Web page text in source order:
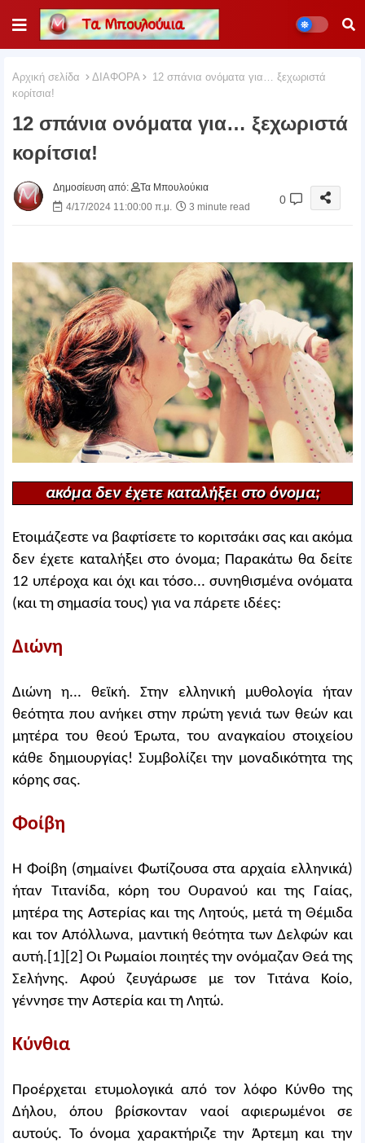
Αρχική σελίδα ΔΙΑΦΟΡΑ
12 σπάνια ονόματα για… ξεχωριστά
κορίτσια!
12 σπάνια ονόματα για… ξεχωριστά
κορίτσια!
Δημοσίευση από:
Τα Μπουλούκια
4/17/2024 11:00:00 π.μ.
3 minute read
0
ακόμα δεν έχετε καταλήξει στο όνομα;
Ετοιμάζεστε να βαφτίσετε το κοριτσάκι σας και ακόμα
δεν έχετε καταλήξει στο όνομα; Παρακάτω θα δείτε
12 υπέροχα και όχι και τόσο... συνηθισμένα ονόματα
(και τη σημασία τους) για να πάρετε ιδέες:
Διώνη
Διώνη η... θεϊκή. Στην ελληνική μυθολογία ήταν
θεότητα που ανήκει στην πρώτη γενιά των θεών και
μητέρα του θεού Έρωτα, του αναγκαίου στοιχείου
κάθε δημιουργίας! Συμβολίζει την μοναδικότητα της
κόρης σας.
Φοίβη
Η Φοίβη (σημαίνει Φωτίζουσα στα αρχαία ελληνικά)
ήταν Τιτανίδα, κόρη του Ουρανού και της Γαίας,
μητέρα της Αστερίας και της Λητούς, μετά τη Θέμιδα
και τον Απόλλωνα, μαντική θεότητα των Δελφών και
αυτή.[1][2] Οι Ρωμαίοι ποιητές την ονόμαζαν Θεά της
Σελήνης. Αφού ζευγάρωσε με τον Τιτάνα Κοίο,
γέννησε την Αστερία και τη Λητώ.
Κύνθια
Προέρχεται ετυμολογικά από τον λόφο Κύνθο της
Δήλου, όπου βρίσκονταν ναοί αφιερωμένοι σε
αυτούς. Το όνομα χαρακτήριζε την Άρτεμη και την